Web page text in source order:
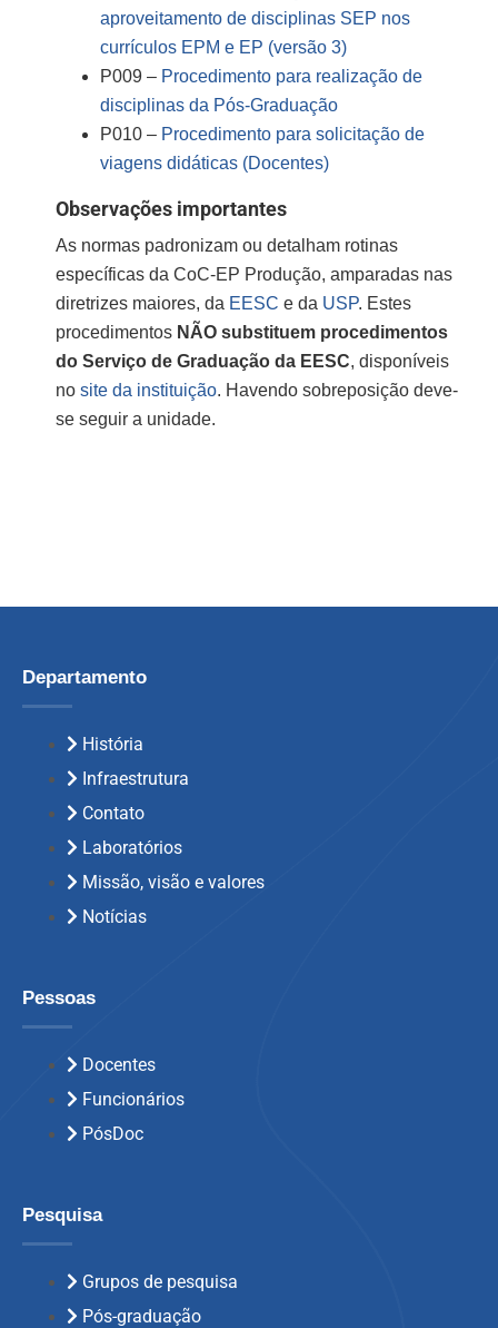
aproveitamento de disciplinas SEP nos
currículos EPM e EP (versão 3)
P009 – Procedimento para realização de
disciplinas da Pós-Graduação
P010 – Procedimento para solicitação de
viagens didáticas (Docentes)
Observações importantes
As normas padronizam ou detalham rotinas
específicas da CoC-EP Produção, amparadas nas
diretrizes maiores, da EESC e da USP. Estes
procedimentos NÃO substituem procedimentos
do Serviço de Graduação da EESC, disponíveis
no site da instituição. Havendo sobreposição deve-
se seguir a unidade.
Departamento
História
Infraestrutura
Contato
Laboratórios
Missão, visão e valores
Notícias
Pessoas
Docentes
Funcionários
PósDoc
Pesquisa
Grupos de pesquisa
Pós-graduação